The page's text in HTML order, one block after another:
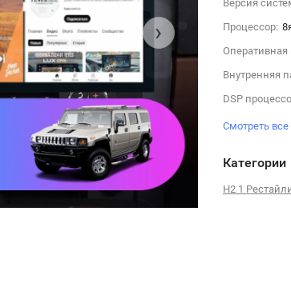
›
Версия
Процессор:
Оперативная
Внутренняя
DSP
Смотреть все
Категории
H2 1